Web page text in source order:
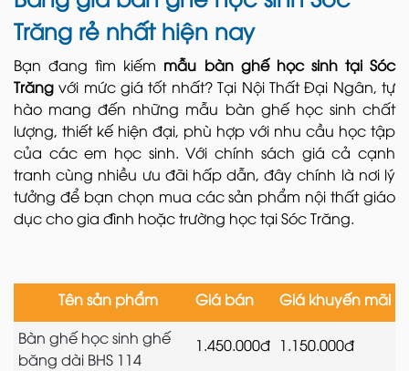
Trăng rẻ nhất hiện nay
Bạn đang tìm kiếm mẫu bàn ghế học sinh tại Sóc
Trăng với mức giá tốt nhất? Tại Nội Thất Đại Ngân, tự
hào mang đến những mẫu bàn ghế học sinh chất
lượng, thiết kế hiện đại, phù hợp với nhu cầu học tập
của các em học sinh. Với chính sách giá cả cạnh
tranh cùng nhiều ưu đãi hấp dẫn, đây chính là nơi lý
tưởng để bạn chọn mua các sản phẩm nội thất giáo
dục cho gia đình hoặc trường học tại Sóc Trăng.
Tên sản phẩm Giá bán
Giá khuyến mãi
Bàn ghế học sinh ghế
băng dài BHS 114
1.450.000đ 1.150.000đ